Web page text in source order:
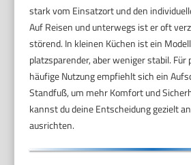
stark vom Einsatzort und den
Auf Reisen und unterwegs ist er oft
störend. In kleinen Küchen ist ein
platzsparender, aber weniger stabil.
häufige Nutzung empfiehlt sich ein
Standfuß, um mehr Komfort und
kannst du deine Entscheidung gezielt
ausrichten.